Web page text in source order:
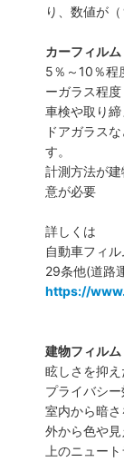
り、数値が
カーフィルム
5％～10％
ーガラス程
車検や取り
ドアガラス
す。
計測方法が
意が必要
詳しくは
自動車フィ
29条他(道路
https://
建物フィルム
眩しさを抑
プライバシ
室内から暗
外から色や
上のニュー